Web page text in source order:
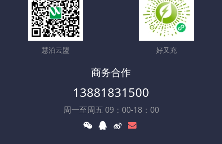
慧泊云盟 好又充
商务合作
13881831500
周一至周五 09：00-18：00